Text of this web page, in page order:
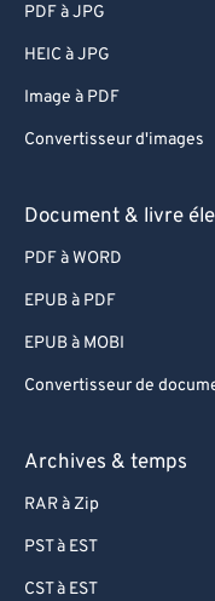
PDF à JPG
HEIC à JPG
Image à PDF
Convertisseur d'images
Document & livre
PDF à WORD
EPUB à PDF
EPUB à MOBI
Convertisseur de
Archives & temps
RAR à Zip
PST à EST
CST à EST